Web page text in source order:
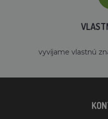
vyvíjame vlastnú